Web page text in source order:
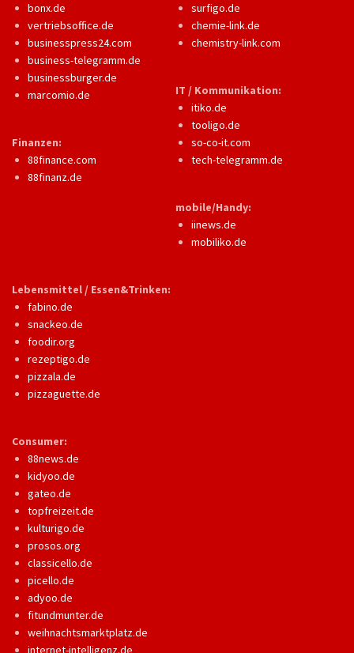
bonx.de
vertriebsoffice.de
businesspress24.com
business-telegramm.de
businessburger.de
marcomio.de
Finanzen:
88finance.com
88finanz.de
surfigo.de
chemie-link.de
chemistry-link.com
IT / Kommunikation:
itiko.de
tooligo.de
so-co-it.com
tech-telegramm.de
mobile/Handy:
iinews.de
mobiliko.de
Lebensmittel / Essen&Trinken:
fabino.de
snackeo.de
foodir.org
rezeptigo.de
pizzala.de
pizzaguette.de
Consumer:
88news.de
kidyoo.de
gateo.de
topfreizeit.de
kulturigo.de
prosos.org
classicello.de
picello.de
adyoo.de
fitundmunter.de
weihnachtsmarktplatz.de
internet-intelligenz.de